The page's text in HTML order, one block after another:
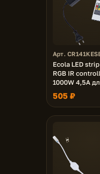
Арт.
Ecola LED
RGB IR
1000W 4,5A
220V 14x7 IP68
инфракрасным
пультом
505 ₽